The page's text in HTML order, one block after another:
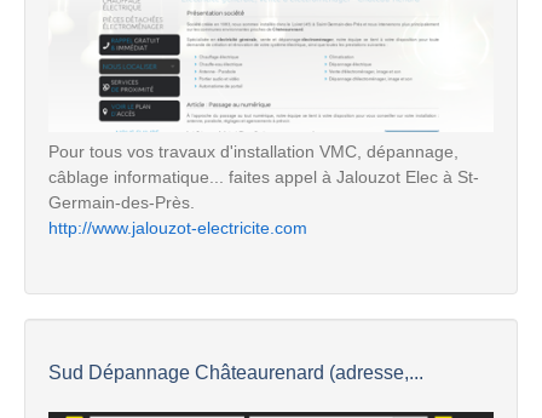
Pour tous vos travaux d'installation VMC, dépannage,
câblage informatique... faites appel à Jalouzot Elec à St-
Germain-des-Près.
http://www.jalouzot-electricite.com
Sud Dépannage Châteaurenard (adresse,...